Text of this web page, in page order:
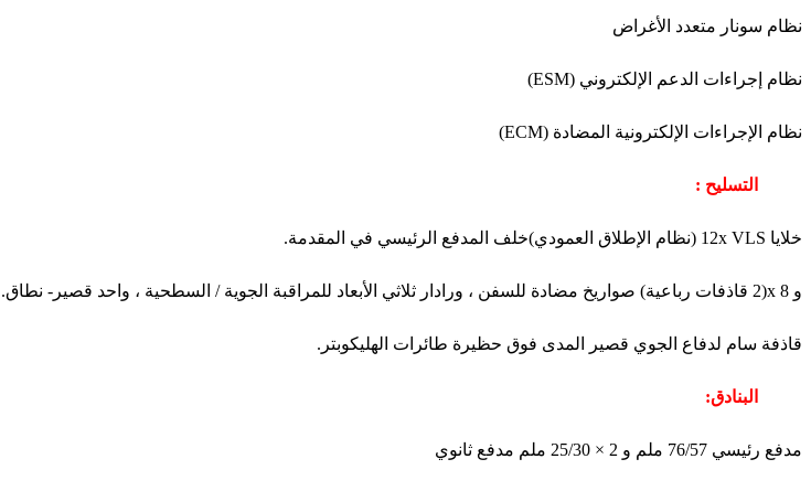
نظام سونار متعدد الأغراض
نظام إجراءات الدعم الإلكتروني (ESM)
نظام الإجراءات الإلكترونية المضادة (ECM)
التسليح :
خلايا 12x VLS (نظام الإطلاق العمودي)خلف المدفع الرئيسي في المقدمة.
و 8 x(2 قاذفات رباعية) صواريخ مضادة للسفن ، ورادار ثلاثي الأبعاد للمراقبة الجوية / السطحية ، واحد قصير- نطاق.
قاذفة سام لدفاع الجوي قصير المدى فوق حظيرة طائرات الهليكوبتر.
البنادق:
مدفع رئيسي 76/57 ملم و 2 × 25/30 ملم مدفع ثانوي